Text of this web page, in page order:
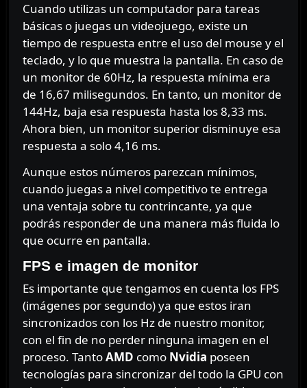
Cuando utilizas un computador para tareas
básicas o juegas un videojuego, existe un
tiempo de respuesta entre el uso del mouse y el
teclado, y lo que muestra la pantalla. En caso de
un monitor de 60Hz, la respuesta mínima era
de 16,67 milisegundos. En tanto, un monitor de
144Hz, baja esa respuesta hasta los 8,33 ms.
Ahora bien, un monitor superior disminuye esa
respuesta a solo 4,16 ms.
Aunque estos números parezcan mínimos,
cuando juegas a nivel competitivo te entrega
una ventaja sobre tu contrincante, ya que
podrás responder de una manera más fluida lo
que ocurre en pantalla.
FPS e imagen de monitor
Es importante que tengamos en cuenta los FPS
(imágenes por segundo) ya que estos iran
sincronizados con los Hz de nuestro monitor,
con el fin de no perder ninguna imagen en el
proceso. TantoAMD como Nvidia poseen
tecnologías para sincronizar del todo la GPU con